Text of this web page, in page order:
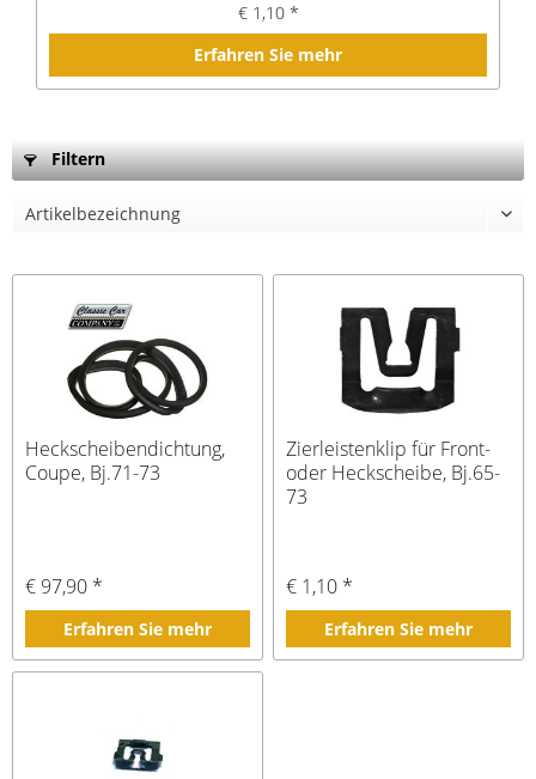
€ 1,10 *
Erfahren Sie mehr
Filtern
Heckscheibendichtung,
Coupe, Bj.71-73
€ 97,90 *
Erfahren Sie mehr
Zierleistenklip für Front-
oder Heckscheibe, Bj.65-
73
€ 1,10 *
Erfahren Sie mehr